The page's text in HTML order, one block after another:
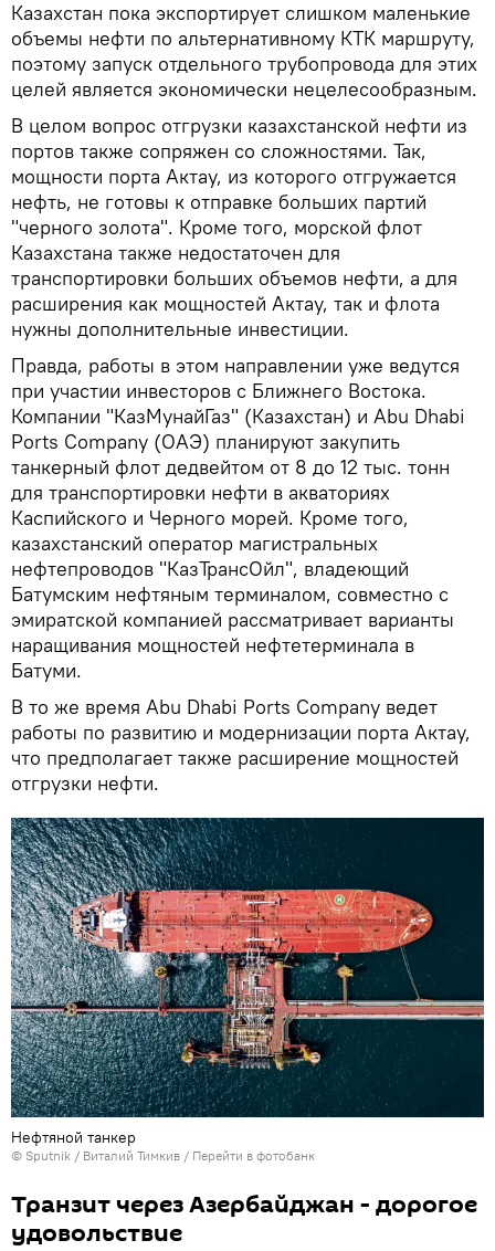
Казахстан пока экспортирует слишком маленькие
объемы нефти по альтернативному КТК маршруту,
поэтому запуск отдельного трубопровода для этих
целей является экономически нецелесообразным.
В целом вопрос отгрузки казахстанской нефти из
портов также сопряжен со сложностями. Так,
мощности порта Актау, из которого отгружается
нефть, не готовы к отправке больших партий
"черного золота". Кроме того, морской флот
Казахстана также недостаточен для
транспортировки больших объемов нефти, а для
расширения как мощностей Актау, так и флота
нужны дополнительные инвестиции.
Правда, работы в этом направлении уже ведутся
при участии инвесторов с Ближнего Востока.
Компании "КазМунайГаз" (Казахстан) и Abu Dhabi
Ports Company (ОАЭ) планируют закупить
танкерный флот дедвейтом от 8 до 12 тыс. тонн
для транспортировки нефти в акваториях
Каспийского и Черного морей. Кроме того,
казахстанский оператор магистральных
нефтепроводов "КазТрансОйл", владеющий
Батумским нефтяным терминалом, совместно с
эмиратской компанией рассматривает варианты
наращивания мощностей нефтетерминала в
Батуми.
В то же время Abu Dhabi Ports Company ведет
работы по развитию и модернизации порта Актау,
что предполагает также расширение мощностей
отгрузки нефти.
Нефтяной танкер
© Sputnik / Виталий Тимкив / Перейти в фотобанк
Транзит через Азербайджан - дорогое
удовольствие